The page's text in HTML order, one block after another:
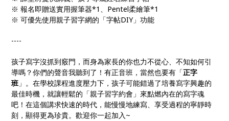
※ 報名即贈送實用握筆器*1、Pentel柔繪筆*1
※ 可優先使用親子習字網的「字帖DIY」功能
----
孩子寫字沒抓到竅門，而身為家長的你也力不從心、不知如何引
導嗎？你們的聲音我聽到了！有正音班，當然也要有「正字
班」。在學校課程進度壓力下，孩子可能錯過了培養寫字興趣的
最佳時機，就讓輕鬆的「親子習字約會」來點燃內在的寫字魂
吧！在這個講求快速的時代，能慢慢地練寫、享受過程的寧靜時
刻，顯得更為珍貴。歡迎你一起加入~